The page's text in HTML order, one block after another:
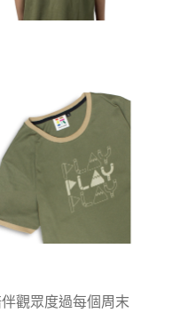
觀眾度過每個周末